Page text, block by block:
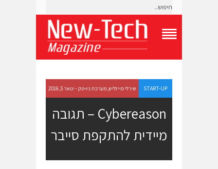
g
l
e
N
a
START-UP שירלי מייזליש, מערכת ניו-טק - ינואר 5, 2016
Cybereason – תגובה
מיידית להתקפת סייבר